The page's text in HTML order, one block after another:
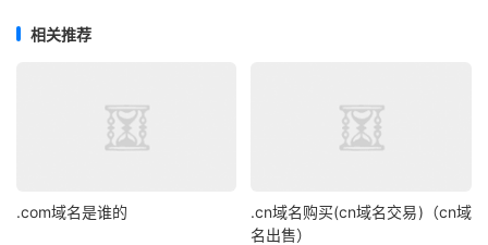
相关推荐
.com域名是谁的
.cn域名购买(cn域名交易)（cn域
名出售）